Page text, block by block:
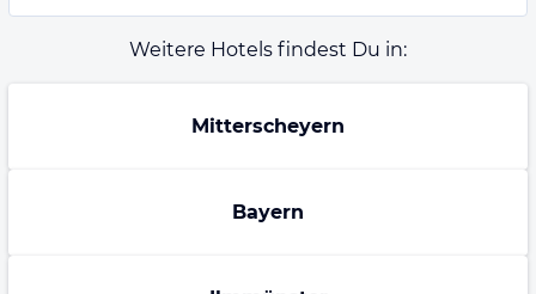
Weitere Hotels findest Du in:
Mitterscheyern
Bayern